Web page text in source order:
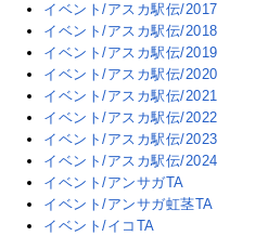
イベント/アスカ駅伝/2017
イベント/アスカ駅伝/2018
イベント/アスカ駅伝/2019
イベント/アスカ駅伝/2020
イベント/アスカ駅伝/2021
イベント/アスカ駅伝/2022
イベント/アスカ駅伝/2023
イベント/アスカ駅伝/2024
イベント/アンサガTA
イベント/アンサガ虹茎TA
イベント/イコTA